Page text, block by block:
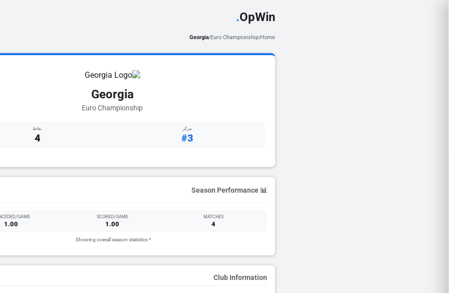
OpWin
.
Home
/
Euro Championship
/
Georgia
Georgia
Euro Championship
مركز
#3
نقاط
4
📊 Season Performance
MATCHES
4
SCORED/GAME
1.00
GAME
1.00
* Showing overall season statistics.
Club Information